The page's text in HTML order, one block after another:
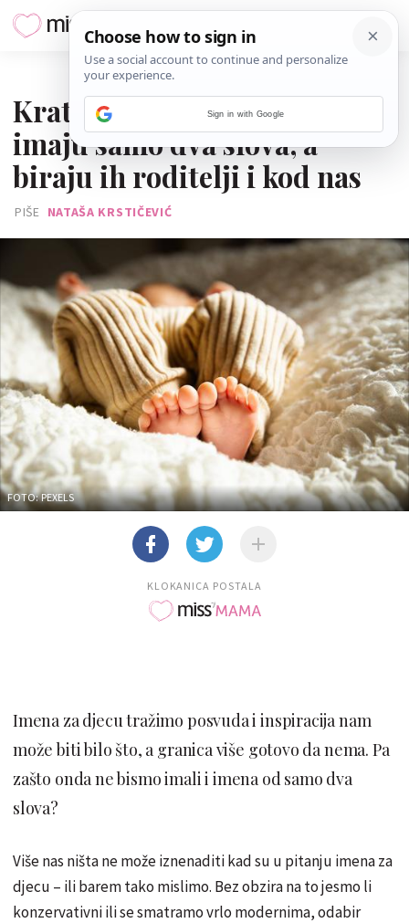
Kratko i slatko: Ova imena
imaju samo dva slova, a
biraju ih roditelji i kod nas
PIŠE NATAŠA KRSTIČEVIĆ
FOTO: PEXELS
KLOKANICA POSTALA
Imena za djecu tražimo posvuda i inspiracija nam
može biti bilo što, a granica više gotovo da nema. Pa
zašto onda ne bismo imali i imena od samo dva
slova?
Više nas ništa ne može iznenaditi kad su u pitanju imena za
djecu – ili barem tako mislimo. Bez obzira na to jesmo li
konzervativni ili se smatramo vrlo modernima, odabir
Sign in with Google